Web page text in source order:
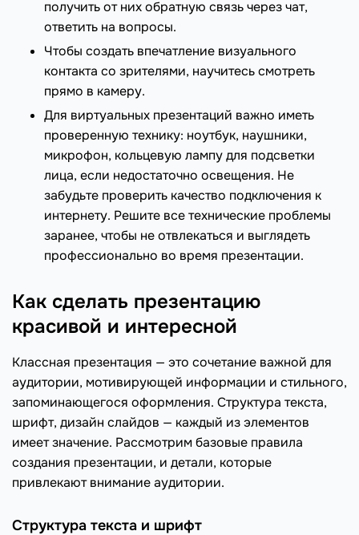
получить от них обратную связь через чат,
ответить на вопросы.
Чтобы создать впечатление визуального
контакта со зрителями, научитесь смотреть
прямо в камеру.
Для виртуальных презентаций важно иметь
проверенную технику: ноутбук, наушники,
микрофон, кольцевую лампу для подсветки
лица, если недостаточно освещения. Не
забудьте проверить качество подключения к
интернету. Решите все технические проблемы
заранее, чтобы не отвлекаться и выглядеть
профессионально во время презентации.
Как сделать презентацию
красивой и интересной
Классная презентация — это сочетание важной для
аудитории, мотивирующей информации и стильного,
запоминающегося оформления. Структура текста,
шрифт, дизайн слайдов — каждый из элементов
имеет значение. Рассмотрим базовые правила
создания презентации, и детали, которые
привлекают внимание аудитории.
Структура текста и шрифт